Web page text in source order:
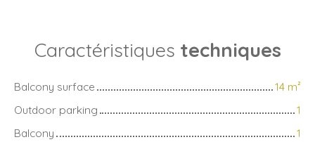
Caractéristiques techniques
Balcony surface 14 m²
Outdoor parking
1
Balcony
1